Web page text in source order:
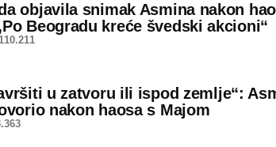
objavila snimak Asmina nakon
Beogradu kreće švedski akcioni“
u zatvoru ili ispod zemlje“:
nakon haosa s Majom